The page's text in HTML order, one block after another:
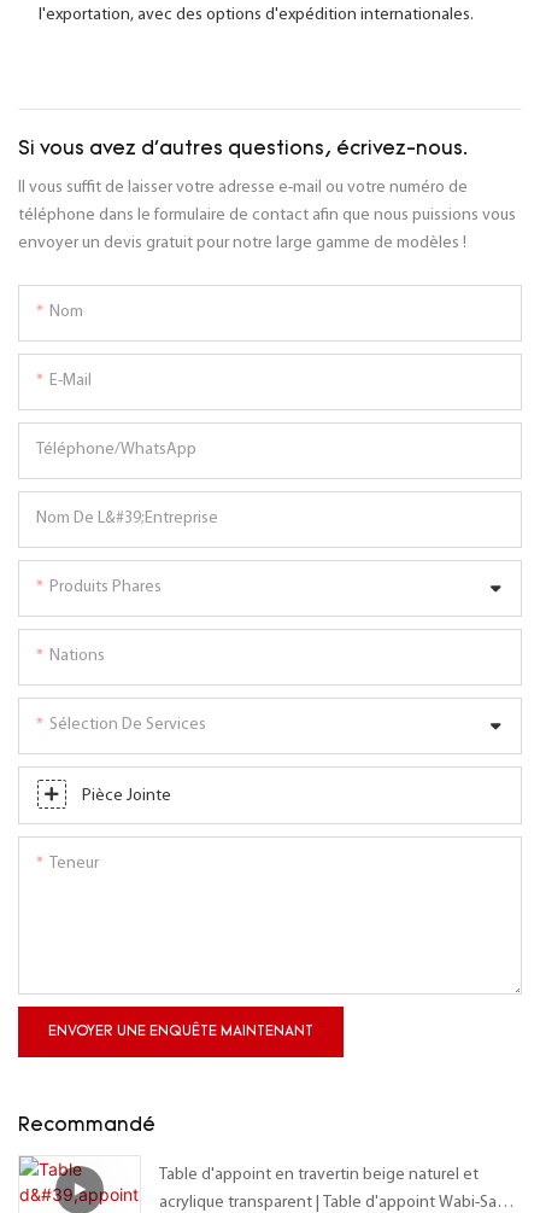
l'exportation, avec des options d'expédition internationales.
Si vous avez d'autres questions, écrivez-nous.
Il vous suffit de laisser votre adresse e-mail ou votre numéro de
téléphone dans le formulaire de contact afin que nous puissions vous
envoyer un devis gratuit pour notre large gamme de modèles !
Nom
E-Mail
Téléphone/WhatsApp
Nom De L&#39;entreprise
Produits Phares
Nations
Sélection De Services
Pièce Jointe
Teneur
ENVOYER UNE ENQUÊTE MAINTENANT
Recommandé
Table d'appoint en travertin beige naturel et
acrylique transparent | Table d'appoint Wabi-Sabi